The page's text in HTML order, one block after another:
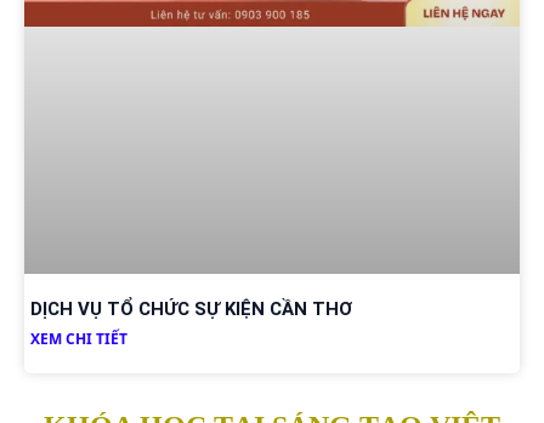
DỊCH VỤ TỔ CHỨC SỰ KIỆN CẦN THƠ
XEM CHI TIẾT